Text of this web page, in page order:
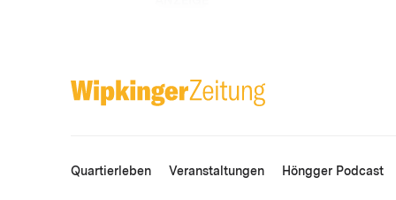
Quartierleben Veranstaltungen Höngger Podcast